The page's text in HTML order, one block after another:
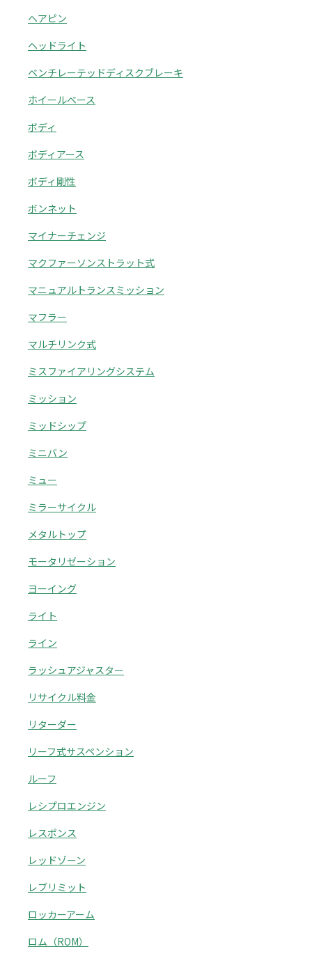
ヘアピン
ヘッドライト
ベンチレーテッドディスクブレーキ
ホイールベース
ボディ
ボディアース
ボディ剛性
ボンネット
マイナーチェンジ
マクファーソンストラット式
マニュアルトランスミッション
マフラー
マルチリンク式
ミスファイアリングシステム
ミッション
ミッドシップ
ミニバン
ミュー
ミラーサイクル
メタルトップ
モータリゼーション
ヨーイング
ライト
ライン
ラッシュアジャスター
リサイクル料金
リターダー
リーフ式サスペンション
ルーフ
レシプロエンジン
レスポンス
レッドゾーン
レブリミット
ロッカーアーム
ロム（ROM）